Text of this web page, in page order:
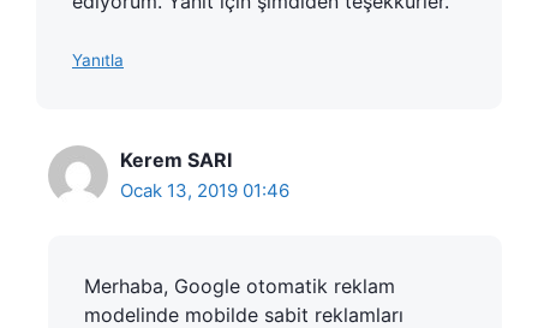
Yanıtla
Kerem SARI
Ocak 13, 2019 01:46
Merhaba, Google otomatik reklam
modelinde mobilde sabit reklamları